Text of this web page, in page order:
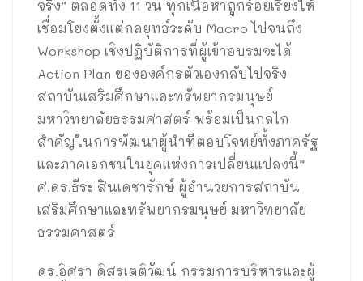
จริง” ตลอดทั้ง 11 วัน ทุกเนื้อหาถูกร้อยเรียงให้
เชื่อมโยงตั้งแต่กลยุทธ์ระดับ Macro ไปจนถึง
Workshop เชิงปฏิบัติการที่ผู้เข้าอบรมจะได้
Action Plan ขององค์กรตัวเองกลับไปจริง
สถาบันเสริมศึกษาและทรัพยากรมนุษย์
มหาวิทยาลัยธรรมศาสตร์ พร้อมเป็นกลไก
สำคัญในการพัฒนาผู้นำที่ตอบโจทย์ทั้งภาครัฐ
และภาคเอกชนในยุคแห่งการเปลี่ยนแปลงนี้”
ศ.ดร.ธีระ สินเดชารักษ์ ผู้อำนวยการสถาบัน
เสริมศึกษาและทรัพยากรมนุษย์ มหาวิทยาลัย
ธรรมศาสตร์
ดร.อิศรา ดิสรเตติวัฒน์ กรรมการบริหารและผู้